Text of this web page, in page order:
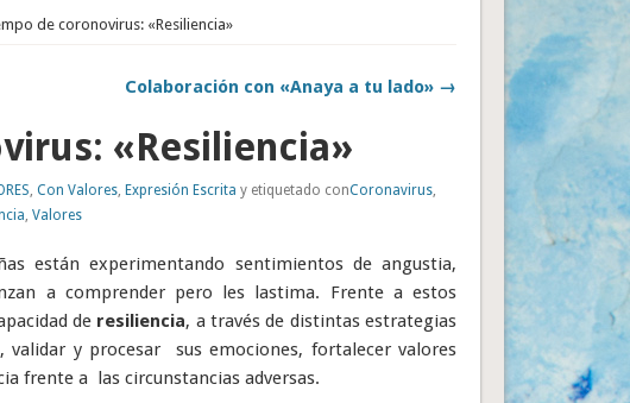
de coronovirus: «Resiliencia»
Colaboración con «Anaya a tu lado» →
«Resiliencia»
,Con Valores,Expresión Escrita y etiquetado conCoronavirus,
,Valores
están experimentando sentimientos de angustia,
a comprender pero les lastima. Frente a estos
de resiliencia, a través de distintas estrategias
y procesar sus emociones, fortalecer valores
frente a las circunstancias adversas.